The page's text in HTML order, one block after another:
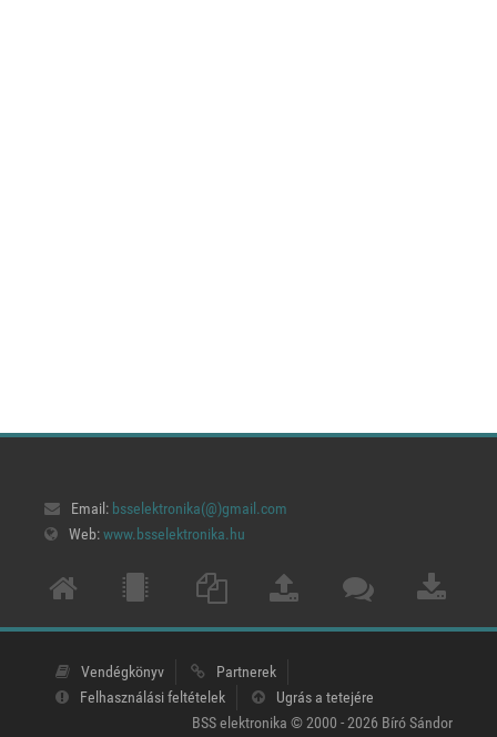
Email: bsselektronika(@)gmail.com
Web:www.bsselektronika.hu
Vendégkönyv
Partnerek
Felhasználási feltételek
Ugrás a tetejére
BSS elektronika © 2000 - 2026 Bíró Sándor